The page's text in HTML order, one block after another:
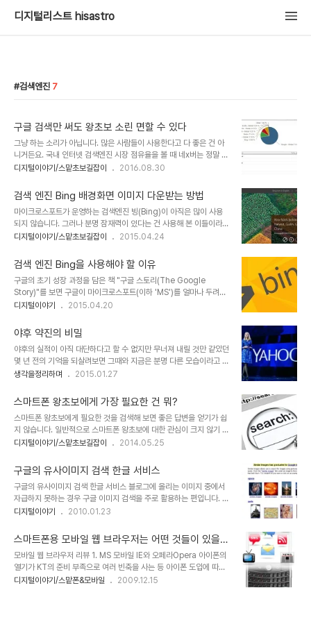
디지털리스트 hisastro
검색엔진 7
구글 검색만 써도 왕초보 소린 면할 수 있다
그냥 하는 소리가 아닙니다. 많은 사람들이 사용한다고 다 좋은 건 아
니거든요. 국내 인터넷 검색엔진 시장 점유율을 볼 때 네x버는 정말 네
버 할 정돕니다. 하지만 아는 이들은 다 아는 사실인데, 검색 품질이 좋
드리면, 말 그대롭니다. 만일 스스로 디지털에 익숙하지 않지만 좀 잘
쓰고 싶다는 생각을 하신다면 검색을 잘 활용하시란 말씀을 먼저 드립
니다. 그 자세한 내용은 아래 링크에 남겨 두었습니다. 스마트폰 왕초
보를 벗어나고 싶다면 이것만은 꼭!! 검색 활용을 잘 하기 위해서는 어
디서 검색해야 하는지의 결정... 과 그에 따른 습관이 아주 중요합니다.
인터넷 검색을 ..
디지털이야기/스맡초보길잡이 2016.08.30
검색 엔진 Bing 배경화면 이미지 다운받는 방법
마이크로스포트가 운영하는 검색엔진 빙(Bing)이 아직은 많이 사용
되지 않습니다. 그러나 분명 잠재력이 있다는 건 사용해 본 이들이라면
한번쯤 했을 거라 생각합니다. 많은 부분 구글의 영향이었겠지만, 어떤
직 사용해 보질 않으신 분들이라면 검색엔진으로 빙(bing.com)을
병행하여 사용해 보시길 권합니다. 구글스러우면서 어딘가 좀 더 낫다
고 생각되는 것이 있을 겁니다. 어쨌건 검색엔진으로 빙을 사용하려고
bing.com에 접속해 보면 기존의 검색 엔진들과는 뭔가 다른 점이 눈
에 띕니다. 바로 멋진 배경화면인데요... 구글의 경우도 크롬에서 설정
경화면이 거의 매일 업..
디지털이야기/스맡초보길잡이 2015.04.24
검색 엔진 Bing을 사용해야 할 이유
구글의 초기 성장 과정을 담은 책 "구글 스토리(The Google
Story)"를 보면 구글이 마이크로스포트(이하 'MS')를 얼마나 두려워
했는지 알 수 있는 대목이 나옵니다. 혹시 있을지 모를 MS로부터의 공
록 조심한다는 그 내용은 마치 비밀첩보 영화를 떠올리게 만들었습니
다. 그런데, 이제는 전세(?)가 역전되어 2014년 기준 기업 시가총액
규모는 구글이 MS 보다 두배에 가까울 정도입니다. 살펴보니 현재의
차이가 발생한 건 모바일로 전환된 시기에서 일어났음을 알 수 있는
데... 기 바탕은 다른 무엇보다 구글에겐 검색엔진이라는 무기가 있었
2008년 인수한 파워서치..
디지털이야기 2015.04.20
야후 약진의 비밀
야후의 실적이 아직 대단하다고 할 수 없지만 무너져 내릴 것만 같았던
몇 년 전의 기억을 되살려보면 그때와 지금은 분명 다른 모습이라고 할
수 있습니다. 물론 가야할 길이 아직 첩첩산중이라고 할 수 있지만 말
점유율이 상승하고 있음은 야후입장에서 고무적인 일이 아닐 수 없습
니다. 하지만 이러한 외형적이고 사업적인 면에서 어떤 변화가 이루어
진 것으로만 보기엔 부족한 감이 없지 않습니다. 제 생각에 야후가 현
재와 같은 반전(?)의 기회를 노릴 수 있었던데에는 리더로 참여한 마리
사 마이어의 선택이 중요한 요소였다고 봅니다. 이미지 출처:
스 인사이더에서 출간된 “Mariss..
생각을정리하며 2015.01.27
스마트폰 왕초보에게 가장 필요한 건 뭐?
스마트폰 왕초보에게 필요한 것을 검색해 보면 좋은 답변을 얻기가 쉽
지 않습니다. 일반적으로 스마트폰 왕초보에 대한 관심이 크지 않기 때
문이기도 하지만 결론적으로 스마트폰 왕초보지만 왕초보라도 할 수
다 적절한 분석일겁니다. 이미지 출처: www.steps-to-make-
your-own-website.com 스마트폰 왕초보 분들이라도 스마트폰
왕초보를 벗어날 수 있는 가장 빠른 방법은 가지고 논다는 생각으로 이
것 저것 만저보다가 모르는 것을 발견했을 때 검색을 하는 겁니다. 이
는 얼마 전 포스트 "스마트폰 왕초보를 벗어나고 싶다면 이것만은
하려고 합니다. 최근 스마트폰 왕..
디지털이야기/스맡초보길잡이 2014.05.25
구글의 유사이미지 검색 한글 서비스
구글의 유사이미지 검색 한글 서비스 블로그에 올리는 이미지 중에서
자급하지 못하는 경우 구글 이미지 검색을 주로 활용하는 편입니다. 그
런데, 오늘 우연히 구글 이미지 검색을 하다보니, 보이지 않던 검색 메
나, 몇일 전까지만 해도 보질 못한 것 같은데... 물론, 내가 보질 못한
것일 수 있고, 이미 알고 있는 분들도 많으실 테지만... -.-; 작년 봄이
었을까요? 구글랩에서 실험하고 있는 서비스 중 "Similar Image
Search"라는 것을 알게 되었고, 이거 한글로 언제 서비스가 되나 했
는데... ▲ Google similar-images labs 아직 전체적으로 적용
디지털이야기 2010.01.23
스마트폰용 모바일 웹 브라우저는 어떤 것들이 있을
까?
모바일 웹 브라우저 리뷰 1. MS 모바일 IE와 오페라Opera 아이폰의
열기가 KT의 준비 부족으로 여러 빈축을 사는 등 아이폰 도입에 따른
관심 만큼 그 불협화음도 적지 않았던 것 같습니다. 하지만, 아이폰에
디지털이야기/스맡폰&모바일 2009.12.15